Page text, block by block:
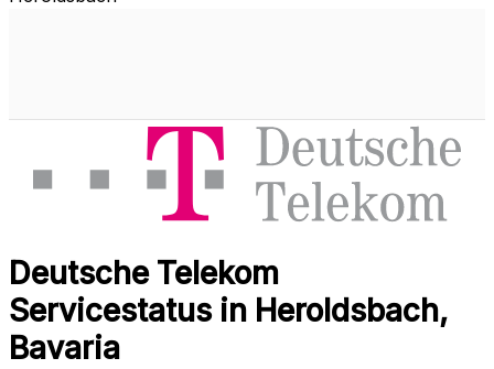
Deutsche Telekom
Servicestatus in Heroldsbach,
Bavaria